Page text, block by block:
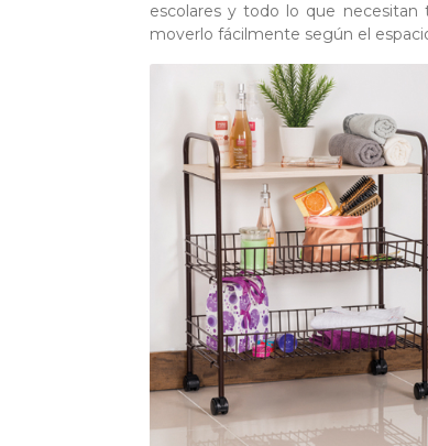
escolares y todo lo que
moverlo fácilmente según el